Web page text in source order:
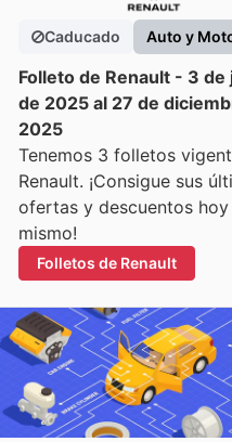
Caducado Auto y
Folleto de Renault - 3 de
de 2025 al 27 de
2025
Tenemos 3 folletos
Renault. ¡Consigue sus
ofertas y descuentos hoy
mismo!
Folletos de Renault